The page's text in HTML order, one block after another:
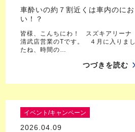
車酔いの約７割近くは車内のにお
い！？
皆様、こんちにわ！ スズキアリーナ
清武店営業のTです。 ４月に入りまし
たね、時間の…
つづきを読む
イベント/キャンペーン
2026.04.09